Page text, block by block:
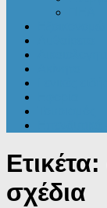
Ετικέτα:
σχέδια